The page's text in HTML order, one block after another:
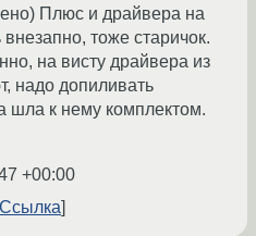
Плюс и драйвера на
тоже старичок.
на висту драйвера из
надо допиливать
шла к нему комплектом.
+00:00
Ссылка